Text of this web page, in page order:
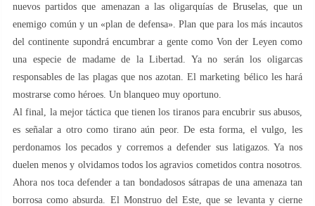
nuevos partidos que amenazan a las oligarquías de Bruselas, que un
enemigo común y un «plan de defensa». Plan que para los más incautos
del continente supondrá encumbrar a gente como Von der Leyen como
una especie de madame de la Libertad. Ya no serán los oligarcas
responsables de las plagas que nos azotan. El marketing bélico les hará
mostrarse como héroes. Un blanqueo muy oportuno.
Al final, la mejor táctica que tienen los tiranos para encubrir sus abusos,
es señalar a otro como tirano aún peor. De esta forma, el vulgo, les
perdonamos los pecados y corremos a defender sus latigazos. Ya nos
duelen menos y olvidamos todos los agravios cometidos contra nosotros.
Ahora nos toca defender a tan bondadosos sátrapas de una amenaza tan
borrosa como absurda. El Monstruo del Este, que se levanta y cierne